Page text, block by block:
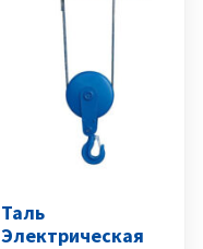
Таль
Электрическая